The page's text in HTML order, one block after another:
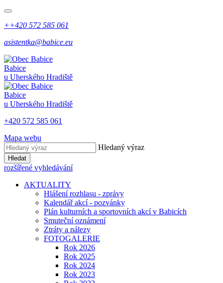
++420 572 585 061
asistentka@babice.eu
Babice
u Uherského Hradiště
Babice
u Uherského Hradiště
+420 572 585 061
Mapa webu
Hledaný výraz
Hledat
rozšířené vyhledávání
AKTUALITY
Hlášení rozhlasu - zprávy
Kalendář akcí - pozvánky
Plán kulturních a sportovních akcí v Babicích
Smuteční oznámení
Ztráty a nálezy
FOTOGALERIE
Rok 2026
Rok 2025
Rok 2024
Rok 2023